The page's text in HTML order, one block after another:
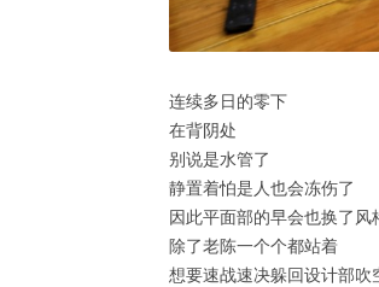
连续多日的零下
在背阴处
别说是水管了
静置着怕是人也会冻伤了
因此平面部的早会也换了风
除了老陈一个个都站着
想要速战速决躲回设计部吹